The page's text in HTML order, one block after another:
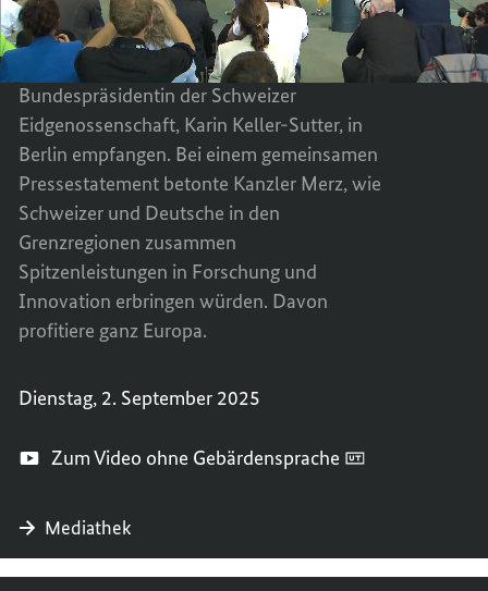
SutterSutter
Bundeskanzler Friedrich Merz hat die
Bundespräsidentin der Schweizer
Eidgenossenschaft, Karin Keller-Sutter, in
Berlin empfangen. Bei einem gemeinsamen
Pressestatement betonte Kanzler Merz, wie
Schweizer und Deutsche in den
Grenzregionen zusammen
Spitzenleistungen in Forschung und
Innovation erbringen würden. Davon
profitiere ganz Europa.
Dienstag, 2. September 2025
MERZ
UND
DER
VON
MERZ
UND
Zum Video ohne Gebärdensprache
Mediathek